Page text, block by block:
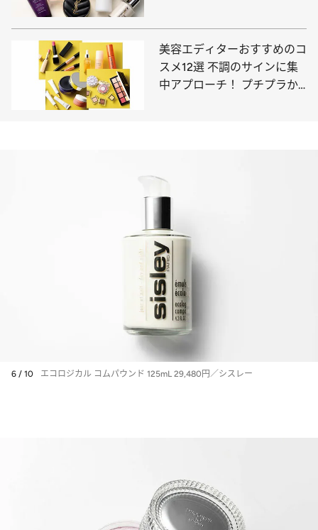
美容エディターおすすめのコ
スメ12選 不調のサインに集
中アプローチ！ プチプラか
6 / 10 エコロジカル コムパウンド 125mL 29,480円／シスレー